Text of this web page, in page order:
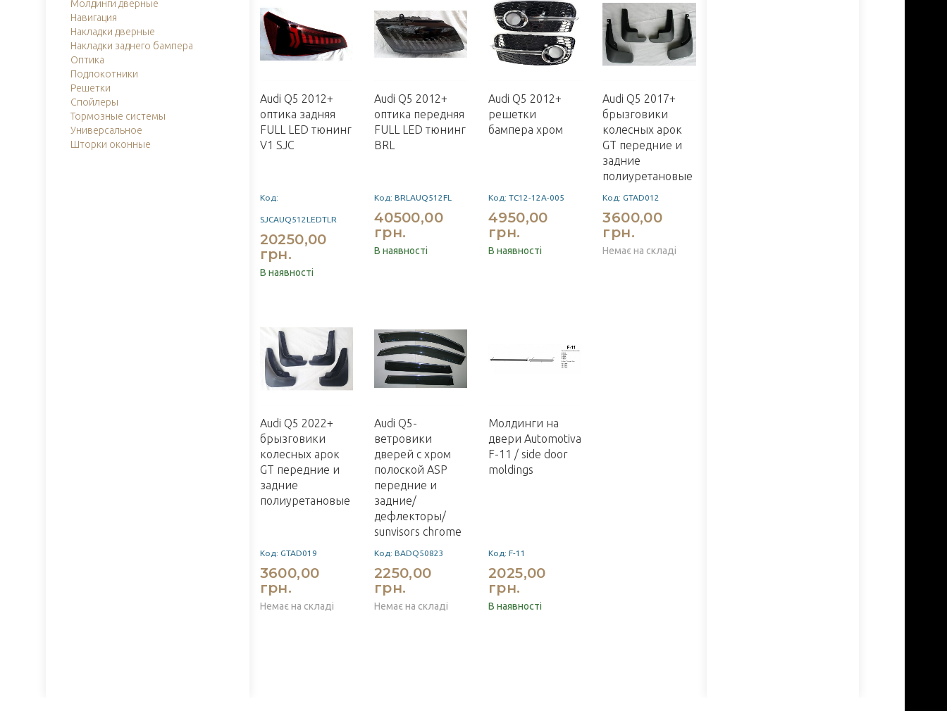
Молдинги дверные
Навигация
Накладки дверные
Накладки заднего бампера
Оптика
Подлокотники
Решетки
Спойлеры
Тормозные системы
Универсальное
Шторки оконные
Audi Q5 2012+
оптика задняя
FULL LED тюнинг
V1 SJC
Код:
SJCAUQ512LEDTLR
20250,00
грн.
В наявності
Audi Q5 2012+
оптика передняя
FULL LED тюнинг
BRL
Код: BRLAUQ512FL
40500,00
грн.
В наявності
Audi Q5 2012+
решетки
бампера хром
Код: TC12-12A-005
4950,00
грн.
В наявності
Audi Q5 2017+
брызговики
колесных арок
GT передние и
задние
полиуретановые
Код: GTAD012
3600,00
грн.
Немає на складі
Audi Q5 2022+
брызговики
колесных арок
GT передние и
задние
полиуретановые
Код: GTAD019
3600,00
грн.
Немає на складі
Audi Q5-
ветровики
дверей с хром
полоской ASP
передние и
задние/
дефлекторы/
sunvisors chrome
Код: BADQ50823
2250,00
грн.
Немає на складі
Молдинги на
двери Automotiva
F-11 / side door
moldings
Код: F-11
2025,00
грн.
В наявності